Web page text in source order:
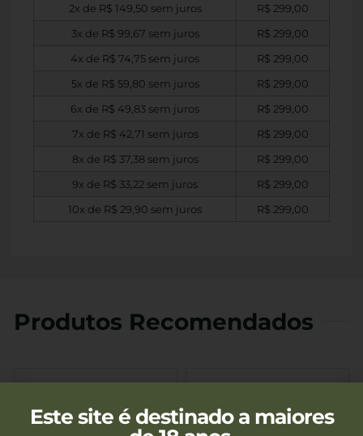
2x de R$ 149,50 sem juros R$ 299,00
3x de R$ 99,67 sem juros R$ 299,00
4x de R$ 74,75 sem juros R$ 299,00
5x de R$ 59,80 sem juros R$ 299,00
6x de R$ 49,83 sem juros R$ 299,00
7x de R$ 42,71 sem juros R$ 299,00
8x de R$ 37,38sem juros R$ 299,00
9x de R$ 33,22 sem juros R$ 299,00
10x de R$ 29,90 sem juros R$ 299,00
Produtos Recomendados
Este site é destinado a maiores